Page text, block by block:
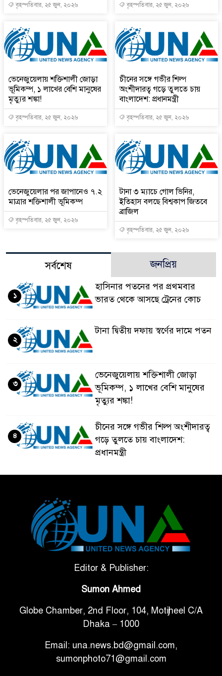
বৃহস্পতিবার, ২৫ জুন, ২০২৬ বৃহস্পতিবার, ২৫ জুন, ২০২৬
ভেনেজুয়েলায় শক্তিশালী জোড়া
ভূমিকম্প, ১ লাখের বেশি মানুষের
মৃত্যুর শঙ্কা!
বৃহস্পতিবার, ২৫ জুন, ২০২৬
চীনের সঙ্গে গভীর শিল্প
অংশীদারত্ব গড়ে তুলতে চায়
বাংলাদেশ: প্রধানমন্ত্রী
বৃহস্পতিবার, ২৫ জুন, ২০২৬
ভেনেজুয়েলার পর জাপানেও ৭.২
মাত্রার শক্তিশালী ভূমিকম্প
বৃহস্পতিবার, ২৫ জুন, ২০২৬
টানা ৩ ম্যাচে গোল ভিনির,
ইতিহাস বলছে বিশ্বকাপ জিতবে
ব্রাজিল
বৃহস্পতিবার, ২৫ জুন, ২০২৬
সর্বশেষ জনপ্রিয়
হাসিনার পতনের পর প্রথমবার
ভারত থেকে আসছে ট্রেনের কোচ
১
টানা দ্বিতীয় দফায় স্বর্ণের দামে পতন
২
ভেনেজুয়েলায় শক্তিশালী জোড়া
ভূমিকম্প, ১ লাখের বেশি মানুষের
মৃত্যুর শঙ্কা!
৩
চীনের সঙ্গে গভীর শিল্প অংশীদারত্ব
গড়ে তুলতে চায় বাংলাদেশ:
প্রধানমন্ত্রী
৪
টানা ৩ ম্যাচে গোল ভিনির, ইতিহাস
বলছে বিশ্বকাপ জিতবে ব্রাজিল
সরকারি ৩শ কেজি বই বিক্রির
গাড়ি বিক্রির পর মালিকানা
পরিবর্তনে কঠোর নির্দেশনা
আ.লীগ ও বিএনপির বিরুদ্ধে
Editor & Publisher:
Sumon Ahmed
Globe Chamber, 2nd Floor, 104, Motijheel C/A
Dhaka – 1000
Email: una.news.bd@gmail.com,
sumonphoto71@gmail.com